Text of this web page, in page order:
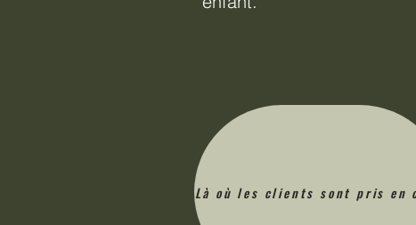
Là où les clients sont pris en